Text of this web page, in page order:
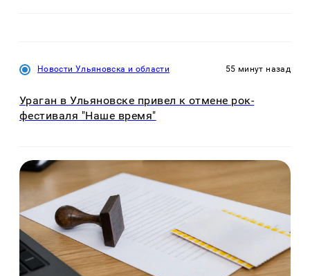
Новости Ульяновска и области 55 минут назад
Ураган в Ульяновске привел к отмене рок-
фестиваля "Наше время"